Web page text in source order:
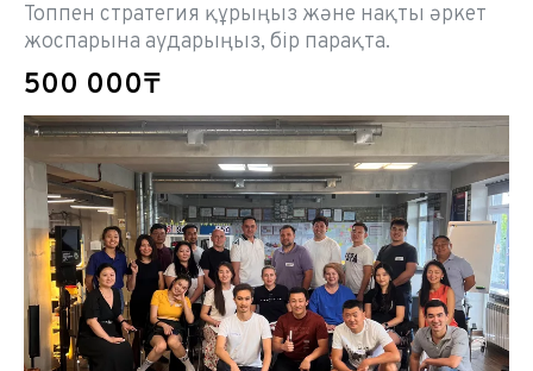
Топпен стратегия құрыңыз және нақты әркет
жоспарына аударыңыз, бір парақта.
500 000₸